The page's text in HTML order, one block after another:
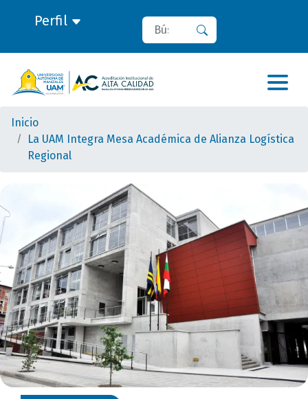
Perfil Buscar
Inicio
La UAM Integra Mesa Académica de Alianza Logística
Regional